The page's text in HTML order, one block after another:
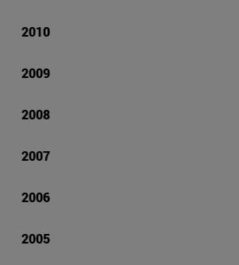
2010
2009
2008
2007
2006
2005